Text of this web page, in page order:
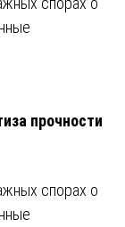
прочности
спорах о